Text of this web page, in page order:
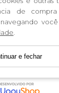
de
e fechar